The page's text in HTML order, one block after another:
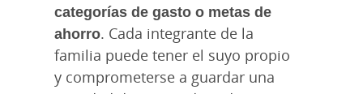
categorías de gasto o metas de
ahorro. Cada integrante de la
familia puede tener el suyo propio
y comprometerse a guardar una